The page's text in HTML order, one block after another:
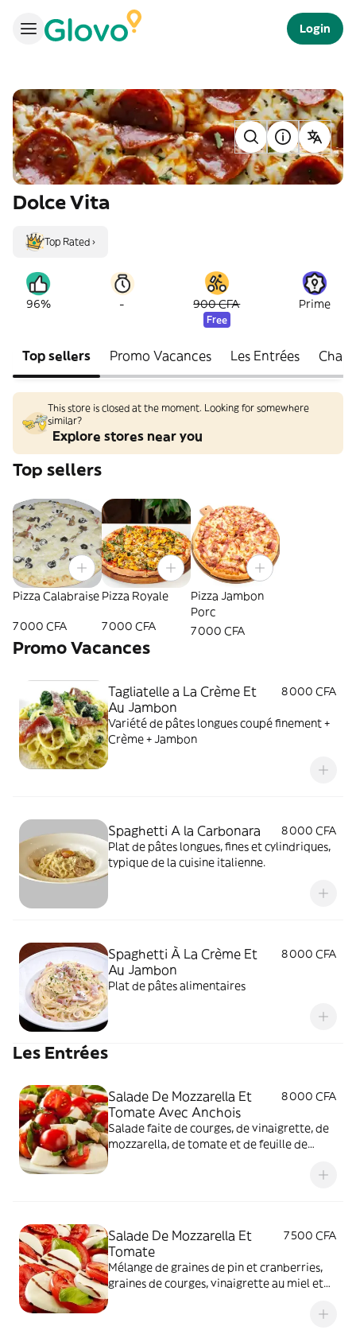
Login
Dolce Vita
Top Rated ›
96% - 900 CFA
Free
Prime
Top sellers Promo Vacances Les Entrées
This store is closed at the moment. Looking for somewhere
similar?
Explore stores near you
Top sellers
Pizza Calabraise
7 000 CFA
Pizza Royale
7 000 CFA
Pizza Jambon
Porc
7 000 CFA
Promo Vacances
Tagliatelle a La Crème Et
Au Jambon
8 000 CFA
Variété de pâtes longues coupé finement +
Crème + Jambon
Spaghetti A la Carbonara
8 000 CFA
Plat de pâtes longues, fines et cylindriques,
typique de la cuisine italienne.
Spaghetti À La Crème Et
Au Jambon
8 000 CFA
Plat de pâtes alimentaires
Les Entrées
Salade De Mozzarella Et
Tomate Avec Anchois
8 000 CFA
Salade faite de courges, de vinaigrette, de
mozzarella, de tomate et de feuille de
Salade De Mozzarella Et
Tomate
7 500 CFA
Mélange de graines de pin et cranberries,
graines de courges, vinaigrette au miel et